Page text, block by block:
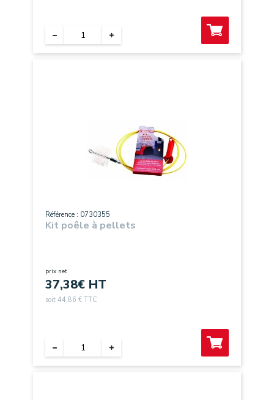
Référence : 0730355
Kit poêle à pellets
prix net
37,38€ HT
soit 44,86 € TTC